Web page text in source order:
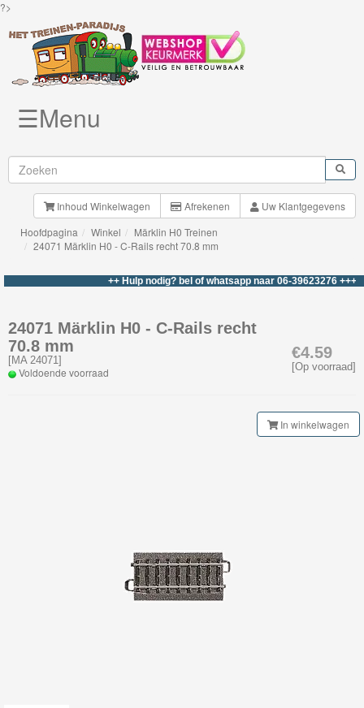
?>
Brio
Treinen
BigJigs
&
Märklin
My
☰Menu
Inhoud Winkelwagen Afrekenen
Uw Klantgegevens
Hoofdpagina
Winkel
Märklin H0 Treinen
24071 Märklin H0 - C-Rails recht 70.8 mm
++ Hulp nodig? bel of whatsapp naar 06-39623276 +++
€4.59
[Op voorraad]
24071 Märklin H0 - C-Rails recht
70.8 mm
[MA 24071]
Voldoende voorraad
In winkelwagen